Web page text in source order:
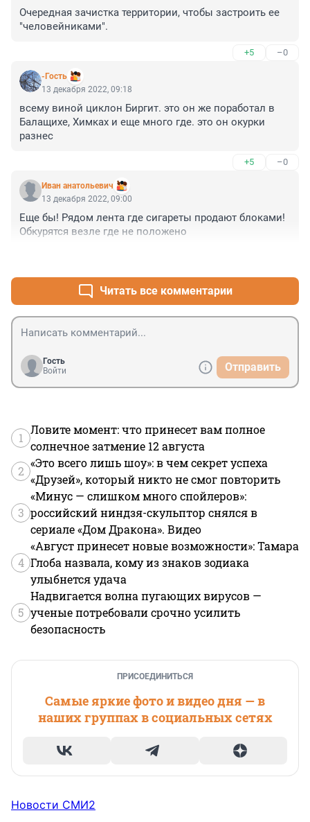
Очередная зачистка территории, чтобы застроить ее
"человейниками".
+5 –0
-Гость
13 декабря 2022, 09:18
всему виной циклон Биргит. это он же поработал в
Балащихе, Химках и еще много где. это он окурки
разнес
+5 –0
Иван анатольевич
13 декабря 2022, 09:00
Еще бы! Рядом лента где сигареты продают блоками!
Обкурятся везле где не положено
Читать все комментарии
Гость
Войти
Отправить
1
Ловите момент: что принесет вам полное
солнечное затмение 12 августа
2
«Это всего лишь шоу»: в чем секрет успеха
«Друзей», который никто не смог повторить
3
«Минус — слишком много спойлеров»:
российский ниндзя-скульптор снялся в
сериале «Дом Дракона». Видео
4
«Август принесет новые возможности»: Тамара
Глоба назвала, кому из знаков зодиака
улыбнется удача
5
Надвигается волна пугающих вирусов —
ученые потребовали срочно усилить
безопасность
ПРИСОЕДИНИТЬСЯ
Самые яркие фото и видео дня — в
наших группах в социальных сетях
Новости СМИ2